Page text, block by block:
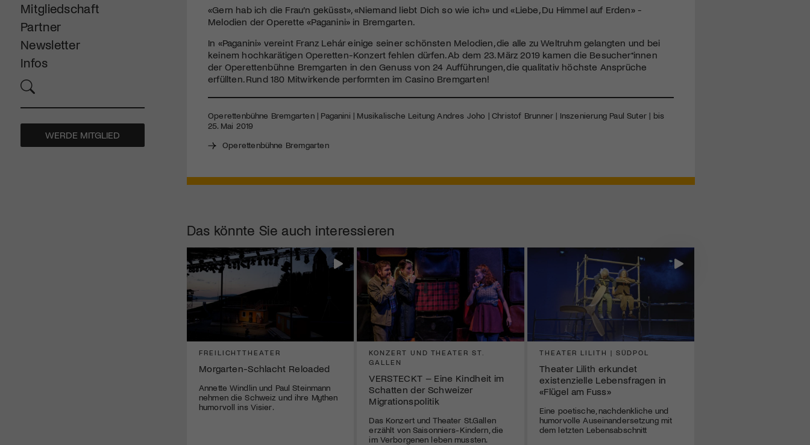
Mitgliedschaft
Partner
Newsletter
Infos
WERDE MITGLIED
«Gern hab ich die Frau’n geküsst», «Niemand liebt Dich so wie ich» und «Liebe, Du Himmel auf Erden» -
Melodien der Operette «Paganini» in Bremgarten.
In «Paganini» vereint Franz Lehár einige seiner schönsten Melodien, die alle zu Weltruhm gelangten und bei
keinem hochkarätigen Operetten-Konzert fehlen dürfen. Ab dem 23. März 2019 kamen die Besucher*innen
der Operettenbühne Bremgarten in den Genuss von 24 Aufführungen, die qualitativ höchste Ansprüche
erfüllten. Rund 180 Mitwirkende performten im Casino Bremgarten!
Operettenbühne Bremgarten | Paganini | Musikalische Leitung Andres Joho | Christof Brunner | Inszenierung Paul Suter | bis
25. Mai 2019
Operettenbühne Bremgarten
Das könnte Sie auch interessieren
FREILICHTTHEATER
Morgarten-Schlacht Reloaded
Annette Windlin und Paul Steinmann
nehmen die Schweiz und ihre Mythen
humorvoll ins Visier.
KONZERT UND THEATER ST.
GALLEN
VERSTECKT – Eine Kindheit im
Schatten der Schweizer
Migrationspolitik
Das Konzert und Theater St.Gallen
erzählt von Saisonniers-Kindern, die
im Verborgenen leben mussten.
THEATER LILITH | SÜDPOL
Theater Lilith erkundet
existenzielle Lebensfragen in
«Flügel am Fuss»
Eine poetische, nachdenkliche und
humorvolle Auseinandersetzung mit
dem letzten Lebensabschnitt